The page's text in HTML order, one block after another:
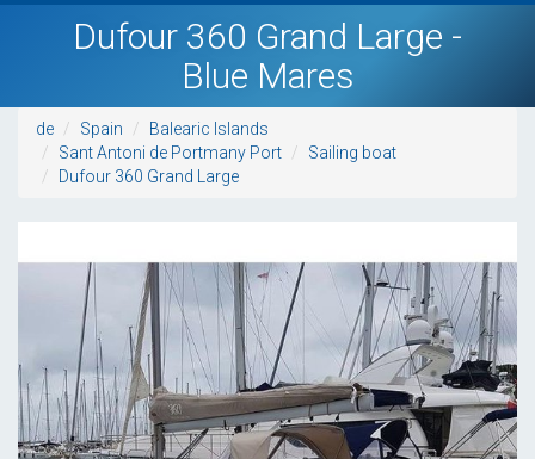
Dufour 360 Grand Large -
Blue Mares
de Spain
Balearic Islands
Sant Antoni de Portmany Port
Sailing boat
Dufour 360 Grand Large